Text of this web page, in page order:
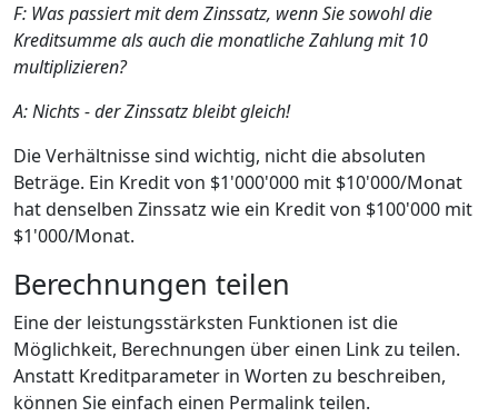
F: Was passiert mit dem Zinssatz, wenn Sie sowohl die
Kreditsumme als auch die monatliche Zahlung mit 10
multiplizieren?
A: Nichts - der Zinssatz bleibt gleich!
Die Verhältnisse sind wichtig, nicht die absoluten
Beträge. Ein Kredit von $1'000'000 mit $10'000/Monat
hat denselben Zinssatz wie ein Kredit von $100'000 mit
$1'000/Monat.
Berechnungen teilen
Eine der leistungsstärksten Funktionen ist die
Möglichkeit, Berechnungen über einen Link zu teilen.
Anstatt Kreditparameter in Worten zu beschreiben,
können Sie einfach einen Permalink teilen.